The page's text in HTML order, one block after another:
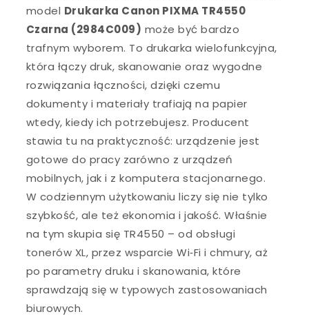
model Drukarka Canon PIXMA TR4550
Czarna (2984C009) może być bardzo
trafnym wyborem. To drukarka wielofunkcyjna,
która łączy druk, skanowanie oraz wygodne
rozwiązania łączności, dzięki czemu
dokumenty i materiały trafiają na papier
wtedy, kiedy ich potrzebujesz. Producent
stawia tu na praktyczność: urządzenie jest
gotowe do pracy zarówno z urządzeń
mobilnych, jak i z komputera stacjonarnego.
W codziennym użytkowaniu liczy się nie tylko
szybkość, ale też ekonomia i jakość. Właśnie
na tym skupia się TR4550 – od obsługi
tonerów XL, przez wsparcie Wi‑Fi i chmury, aż
po parametry druku i skanowania, które
sprawdzają się w typowych zastosowaniach
biurowych.